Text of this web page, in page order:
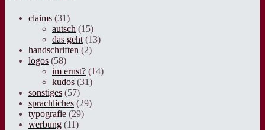
claims (31)
autsch (15)
das geht (13)
handschriften (2)
logos (58)
im ernst? (14)
kudos (31)
sonstiges (57)
sprachliches (29)
typografie (29)
werbung (11)